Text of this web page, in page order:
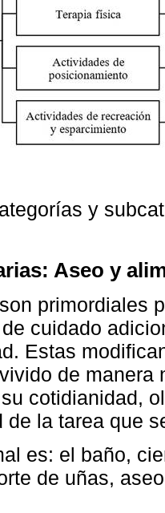
y
Aseo y
primordiales
cuidado
Estas
de manera
cotidianidad,
de la tarea que
es: el baño,
de uñas,